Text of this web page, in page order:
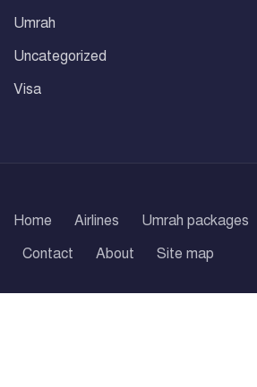
Umrah
Uncategorized
Visa
Home Airlines Umrah packages
Contact
About Site map